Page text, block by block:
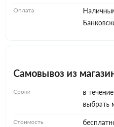
Оплата
Самовывоз из
Сроки
в
выбрать
Стоимость